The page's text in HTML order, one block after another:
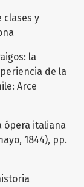
clases y
la
de la
Arce
ópera italiana
1844), pp.